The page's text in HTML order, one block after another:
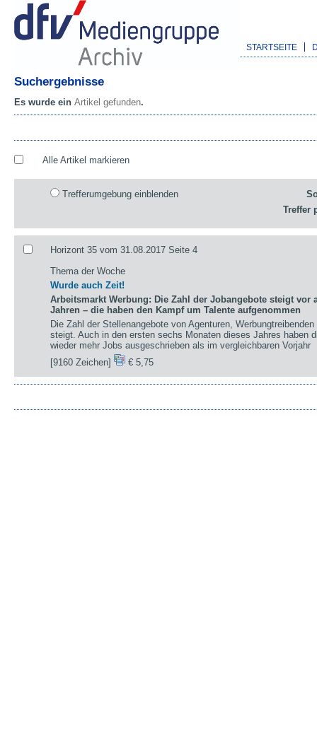
STARTSEITE
Suchergebnisse
Es wurde ein Artikel gefunden.
Alle Artikel markieren
Trefferumgebung einblenden
Treffer
Horizont 35 vom 31.08.2017 Seite 4
Thema der Woche
Wurde auch Zeit!
Arbeitsmarkt Werbung: Die Zahl der Jobangebote steigt vor
Jahren – die haben den Kampf um Talente aufgenommen
Die Zahl der Stellenangebote von Agenturen,
steigt. Auch in den ersten sechs Monaten dieses Jahres haben
wieder mehr Jobs ausgeschrieben als im vergleichbaren Vorjahr
[9160 Zeichen]
€ 5,75